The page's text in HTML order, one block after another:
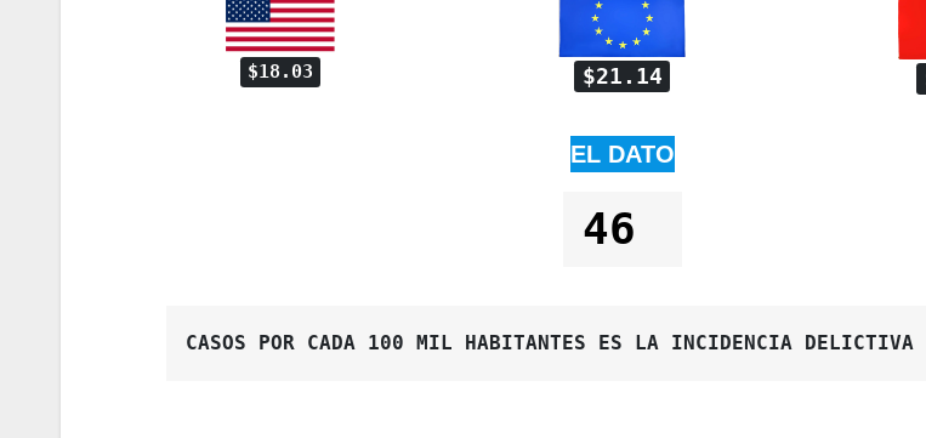
$18.03 $21.14
EL DATO
46
CASOS POR CADA 100 MIL HABITANTES ES LA INCIDENCIA DELICTIVA